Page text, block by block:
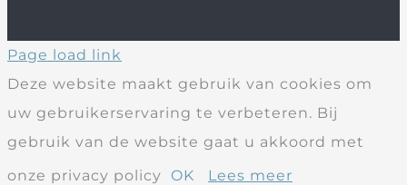
Page load link
Deze website maakt gebruik van cookies om
uw gebruikerservaring te verbeteren. Bij
gebruik van de website gaat u akkoord met
onze privacy policy
OK Lees meer